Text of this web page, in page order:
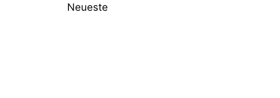
Neueste